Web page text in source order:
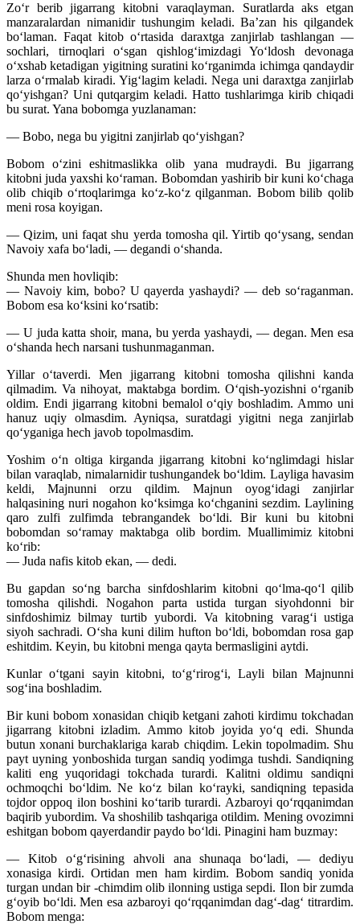
Zo‘r berib jigarrang kitobni varaqlayman. Suratlarda aks etgan
manzaralardan nimanidir tushungim keladi. Ba’zan his qilgandek
bo‘laman. Faqat kitob o‘rtasida daraxtga zanjirlab tashlangan —
sochlari, tirnoqlari o‘sgan qishlog‘imizdagi Yo‘ldosh devonaga
o‘xshab ketadigan yigitning suratini ko‘rganimda ichimga qandaydir
larza o‘rmalab kiradi. Yig‘lagim keladi. Nega uni daraxtga zanjirlab
qo‘yishgan? Uni qutqargim keladi. Hatto tushlarimga kirib chiqadi
bu surat. Yana bobomga yuzlanaman:
— Bobo, nega bu yigitni zanjirlab qo‘yishgan?
Bobom o‘zini eshitmaslikka olib yana mudraydi. Bu jigarrang
kitobni juda yaxshi ko‘raman. Bobomdan yashirib bir kuni ko‘chaga
olib chiqib o‘rtoqlarimga ko‘z-ko‘z qilganman. Bobom bilib qolib
meni rosa koyigan.
— Qizim, uni faqat shu yerda tomosha qil. Yirtib qo‘ysang, sendan
Navoiy xafa bo‘ladi, — degandi o‘shanda.
Shunda men hovliqib:
— Navoiy kim, bobo? U qayerda yashaydi? — deb so‘raganman.
Bobom esa ko‘ksini ko‘rsatib:
— U juda katta shoir, mana, bu yerda yashaydi, — degan. Men esa
o‘shanda hech narsani tushunmaganman.
Yillar o‘taverdi. Men jigarrang kitobni tomosha qilishni kanda
qilmadim. Va nihoyat, maktabga bordim. O‘qish-yozishni o‘rganib
oldim. Endi jigarrang kitobni bemalol o‘qiy boshladim. Ammo uni
hanuz uqiy olmasdim. Ayniqsa, suratdagi yigitni nega zanjirlab
qo‘yganiga hech javob topolmasdim.
Yoshim o‘n oltiga kirganda jigarrang kitobni ko‘nglimdagi hislar
bilan varaqlab, nimalarnidir tushungandek bo‘ldim. Layliga havasim
keldi, Majnunni orzu qildim. Majnun oyog‘idagi zanjirlar
halqasining nuri nogahon ko‘ksimga ko‘chganini sezdim. Laylining
qaro zulfi zulfimda tebrangandek bo‘ldi. Bir kuni bu kitobni
bobomdan so‘ramay maktabga olib bordim. Muallimimiz kitobni
ko‘rib:
— Juda nafis kitob ekan, — dedi.
Bu gapdan so‘ng barcha sinfdoshlarim kitobni qo‘lma-qo‘l qilib
tomosha qilishdi. Nogahon parta ustida turgan siyohdonni bir
sinfdoshimiz bilmay turtib yubordi. Va kitobning varag‘i ustiga
siyoh sachradi. O‘sha kuni dilim hufton bo‘ldi, bobomdan rosa gap
eshitdim. Keyin, bu kitobni menga qayta bermasligini aytdi.
Kunlar o‘tgani sayin kitobni, to‘g‘rirog‘i, Layli bilan Majnunni
sog‘ina boshladim.
Bir kuni bobom xonasidan chiqib ketgani zahoti kirdimu tokchadan
jigarrang kitobni izladim. Ammo kitob joyida yo‘q edi. Shunda
butun xonani burchaklariga karab chiqdim. Lekin topolmadim. Shu
payt uyning yonboshida turgan sandiq yodimga tushdi. Sandiqning
kaliti eng yuqoridagi tokchada turardi. Kalitni oldimu sandiqni
ochmoqchi bo‘ldim. Ne ko‘z bilan ko‘rayki, sandiqning tepasida
tojdor oppoq ilon boshini ko‘tarib turardi. Azbaroyi qo‘rqqanimdan
baqirib yubordim. Va shoshilib tashqariga otildim. Mening ovozimni
eshitgan bobom qayerdandir paydo bo‘ldi. Pinagini ham buzmay:
— Kitob o‘g‘risining ahvoli ana shunaqa bo‘ladi, — dediyu
xonasiga kirdi. Ortidan men ham kirdim. Bobom sandiq yonida
turgan undan bir -chimdim olib ilonning ustiga sepdi. Ilon bir zumda
g‘oyib bo‘ldi. Men esa azbaroyi qo‘rqqanimdan dag‘-dag‘ titrardim.
Bobom menga: